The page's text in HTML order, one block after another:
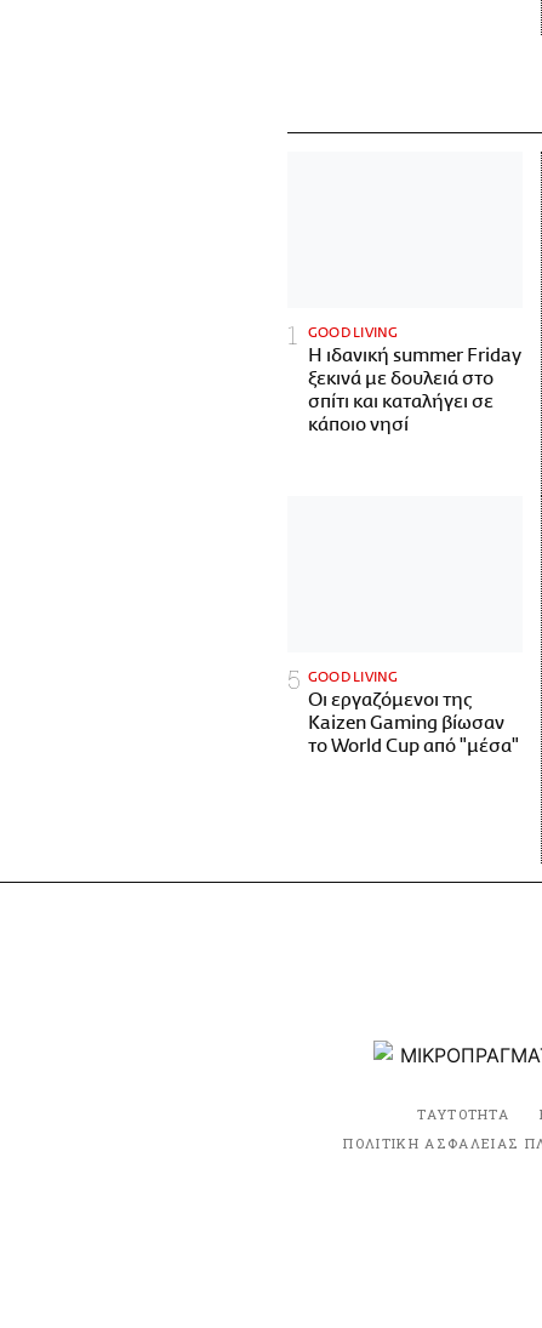
GOOD LIVING
Η ιδανική summer Friday
ξεκινά με δουλειά στο
σπίτι και καταλήγει σε
κάποιο νησί
GOOD LIVING
Οι εργαζόμενοι της
Kaizen Gaming βίωσαν
το World Cup από "μέσα"
ΤΑΥΤΟΤΗΤΑ
ΠΟΛΙΤΙΚΗ ΑΣΦΑΛΕΙΑΣ